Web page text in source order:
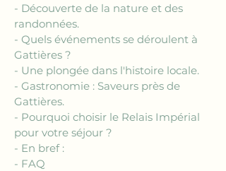
- Découverte de la nature et des
randonnées.
- Quels événements se déroulent à
Gattières ?
- Une plongée dans l'histoire locale.
- Gastronomie : Saveurs près de
Gattières.
- Pourquoi choisir le Relais Impérial
pour votre séjour ?
- En bref :
- FAQ